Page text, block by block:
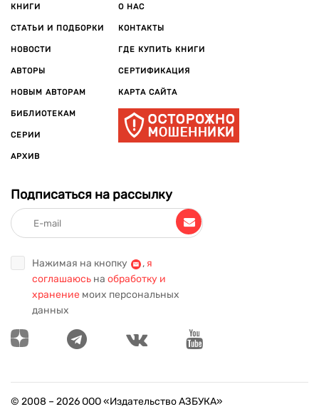
КНИГИ
СТАТЬИ И ПОДБОРКИ
НОВОСТИ
АВТОРЫ
НОВЫМ АВТОРАМ
БИБЛИОТЕКАМ
СЕРИИ
АРХИВ
О НАС
КОНТАКТЫ
ГДЕ КУПИТЬ КНИГИ
СЕРТИФИКАЦИЯ
КАРТА САЙТА
Подписаться на рассылку
Нажимая на кнопку , я
соглашаюсь на обработку и
хранение моих персональных
данных
© 2008 – 2026ООО «Издательство АЗБУКА»